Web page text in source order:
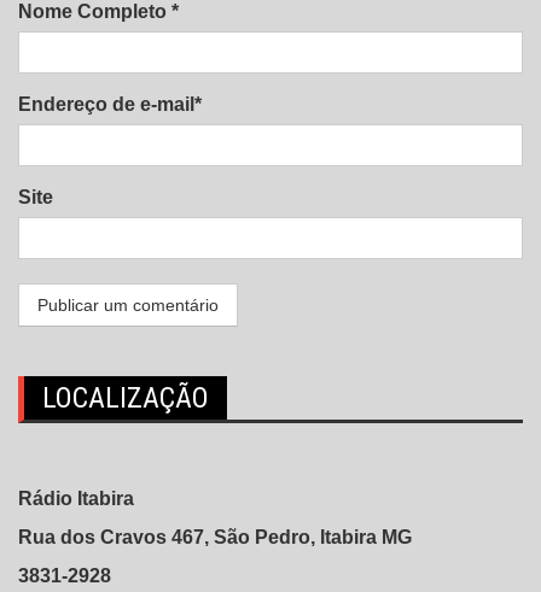
Nome Completo *
Endereço de e-mail*
Site
LOCALIZAÇÃO
Rádio Itabira
Rua dos Cravos 467, São Pedro, Itabira MG
3831-2928